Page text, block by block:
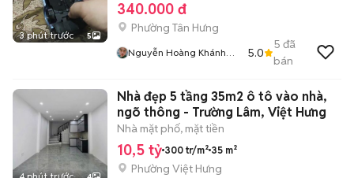
3 phút trước 5
340.000 đ
Phường Tân Hưng
Nguyễn Hoàng Khánh
5.0
5 đã
bán
Nhà đẹp 5 tầng 35m2 ô tô vào nhà,
ngõ thông - Trường Lâm, Việt Hưng
Nhà mặt phố, mặt tiền
10,5 tỷ 300 tr/m² 35 m²
Phường Việt Hưng